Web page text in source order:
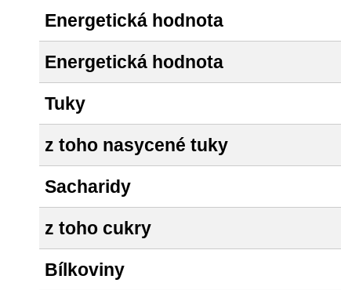
Energetická hodnota
Energetická hodnota
Tuky
z toho nasycené tuky
Sacharidy
z toho cukry
Bílkoviny